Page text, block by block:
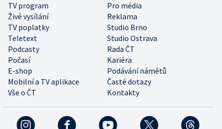
TV program
Pro média
Živé vysílání
Reklama
TV poplatky
Studio Brno
Teletext
Studio Ostrava
Podcasty
Rada ČT
Počasí
Kariéra
E-shop
Podávání námětů
Mobilní a TV aplikace
Časté dotazy
Vše o ČT
Kontakty